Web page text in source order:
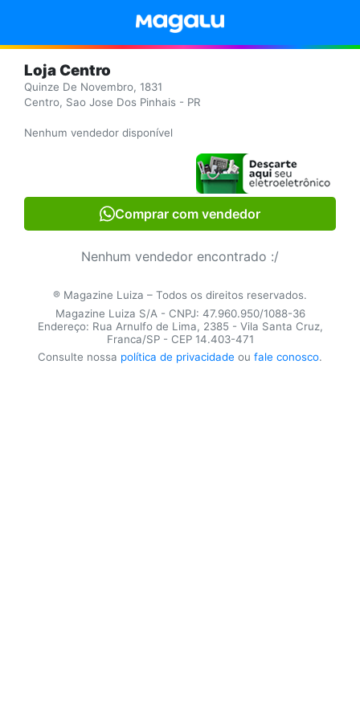
Loja Centro
Quinze De Novembro, 1831
Centro, Sao Jose Dos Pinhais - PR
Nenhum vendedor disponível
Comprar com vendedor
Nenhum vendedor encontrado :/
® Magazine Luiza – Todos os direitos reservados.
Magazine Luiza S/A - CNPJ: 47.960.950/1088-36
Endereço: Rua Arnulfo de Lima, 2385 - Vila Santa Cruz,
Franca/SP - CEP 14.403-471
Consulte nossa política de privacidade ou fale conosco.